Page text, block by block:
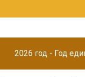
2026 год - Год